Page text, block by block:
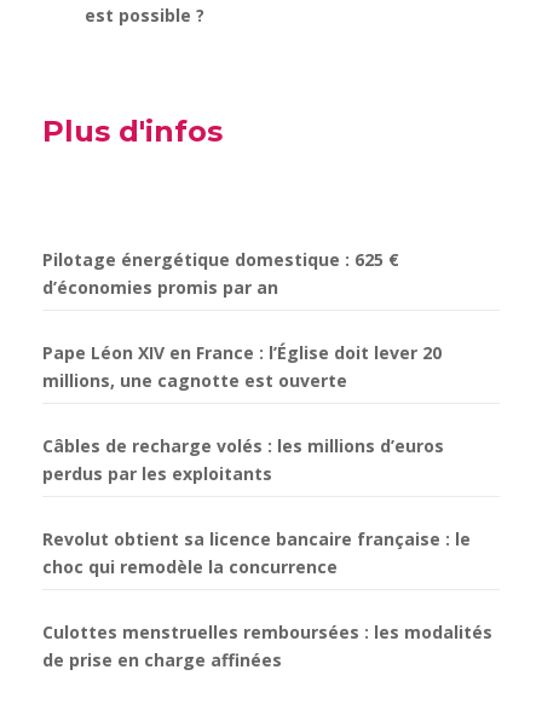
est possible ?
Plus d'infos
Pilotage énergétique domestique : 625 €
d’économies promis par an
Pape Léon XIV en France : l’Église doit lever 20
millions, une cagnotte est ouverte
Câbles de recharge volés : les millions d’euros
perdus par les exploitants
Revolut obtient sa licence bancaire française : le
choc qui remodèle la concurrence
Culottes menstruelles remboursées : les modalités
de prise en charge affinées